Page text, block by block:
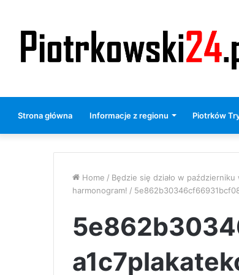
Strona główna Informacje z regionu Piotrków
Home / Będzie się działo w
harmonogram! /